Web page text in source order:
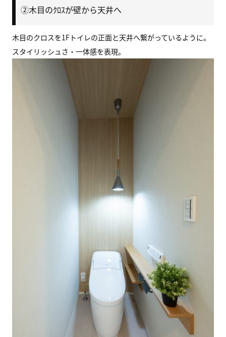
②木目のｸﾛｽが壁から天井へ
木目のクロスを1Fトイレの正面と天井へ繋がっているように。
スタイリッシュさ・一体感を表現。